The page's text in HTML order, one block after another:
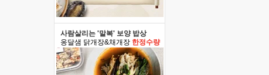
사람살리는 '말복' 보양 밥상
옹달샘 닭개장&채개장 한정수량